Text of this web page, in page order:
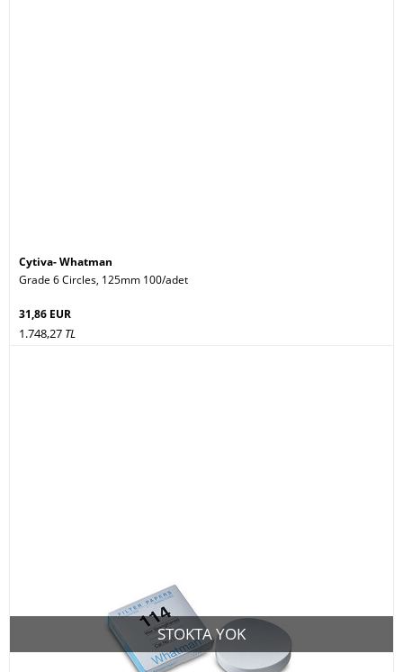
Cytiva- Whatman
Grade 6 Circles, 125mm 100/adet
31,86 EUR
1.748,27 TL
STOKTA YOK